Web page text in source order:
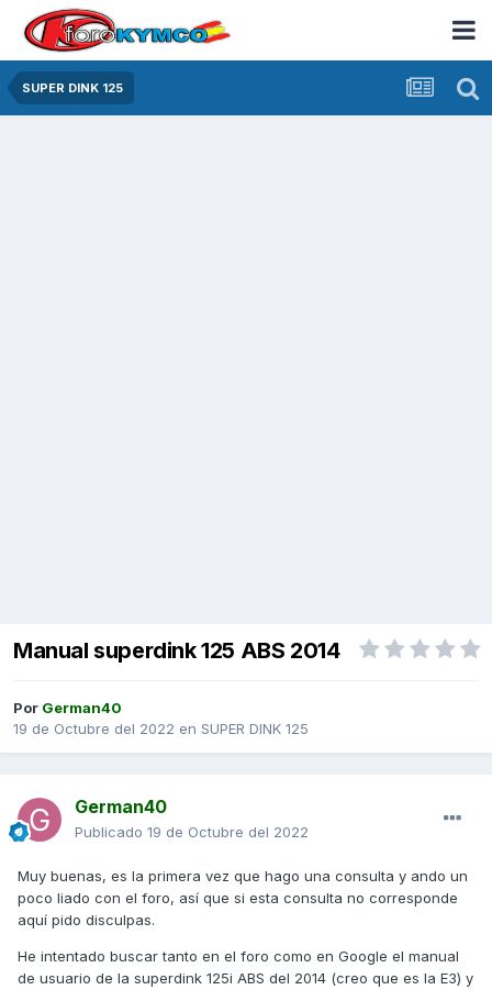
SUPER DINK 125
Manual superdink 125 ABS 2014
Por German40
19 de Octubre del 2022 en SUPER DINK 125
German40
Publicado 19 de Octubre del 2022
Muy buenas, es la primera vez que hago una consulta y ando un
poco liado con el foro, así que si esta consulta no corresponde
aquí pido disculpas.
He intentado buscar tanto en el foro como en Google el manual
de usuario de la superdink 125i ABS del 2014 (creo que es la E3) y